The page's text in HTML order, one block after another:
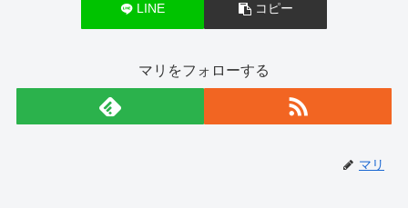
LINE コピー
マリをフォローする
マリ